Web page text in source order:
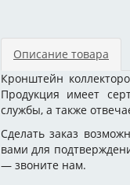
Описание товара
Кронштейн
Продукция имеет
службы, а также
Сделать заказ
вами для
— звоните нам.